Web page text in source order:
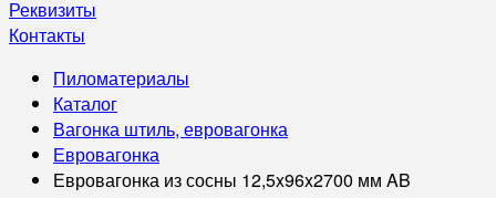
Реквизиты
Контакты
Пиломатериалы
Каталог
Вагонка штиль, евровагонка
Евровагонка
Евровагонка из сосны 12,5x96x2700 мм AB